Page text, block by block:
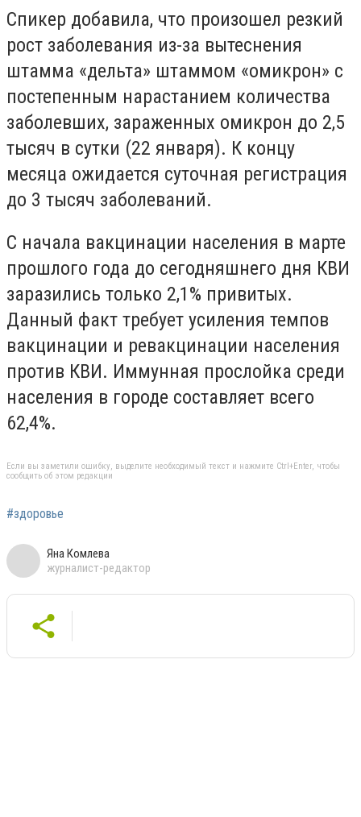
Спикер добавила, что произошел резкий
рост заболевания из-за вытеснения
штамма «дельта» штаммом «омикрон» с
постепенным нарастанием количества
заболевших, зараженных омикрон до 2,5
тысяч в сутки (22 января). К концу
месяца ожидается суточная регистрация
до 3 тысяч заболеваний.
С начала вакцинации населения в марте
прошлого года до сегодняшнего дня КВИ
заразились только 2,1% привитых.
Данный факт требует усиления темпов
вакцинации и ревакцинации населения
против КВИ. Иммунная прослойка среди
населения в городе составляет всего
62,4%.
Если вы заметили ошибку, выделите необходимый текст и нажмите Ctrl+Enter, чтобы
сообщить об этом редакции
#здоровье
Яна Комлева
журналист-редактор